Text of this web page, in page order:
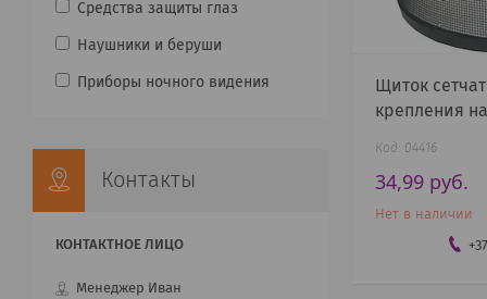
Щиток
крепления
04416
34,99 руб.
Нет в наличии
Средства защиты глаз
Наушники и беруши
Приборы ночного видения
Контакты
Менеджер Иван